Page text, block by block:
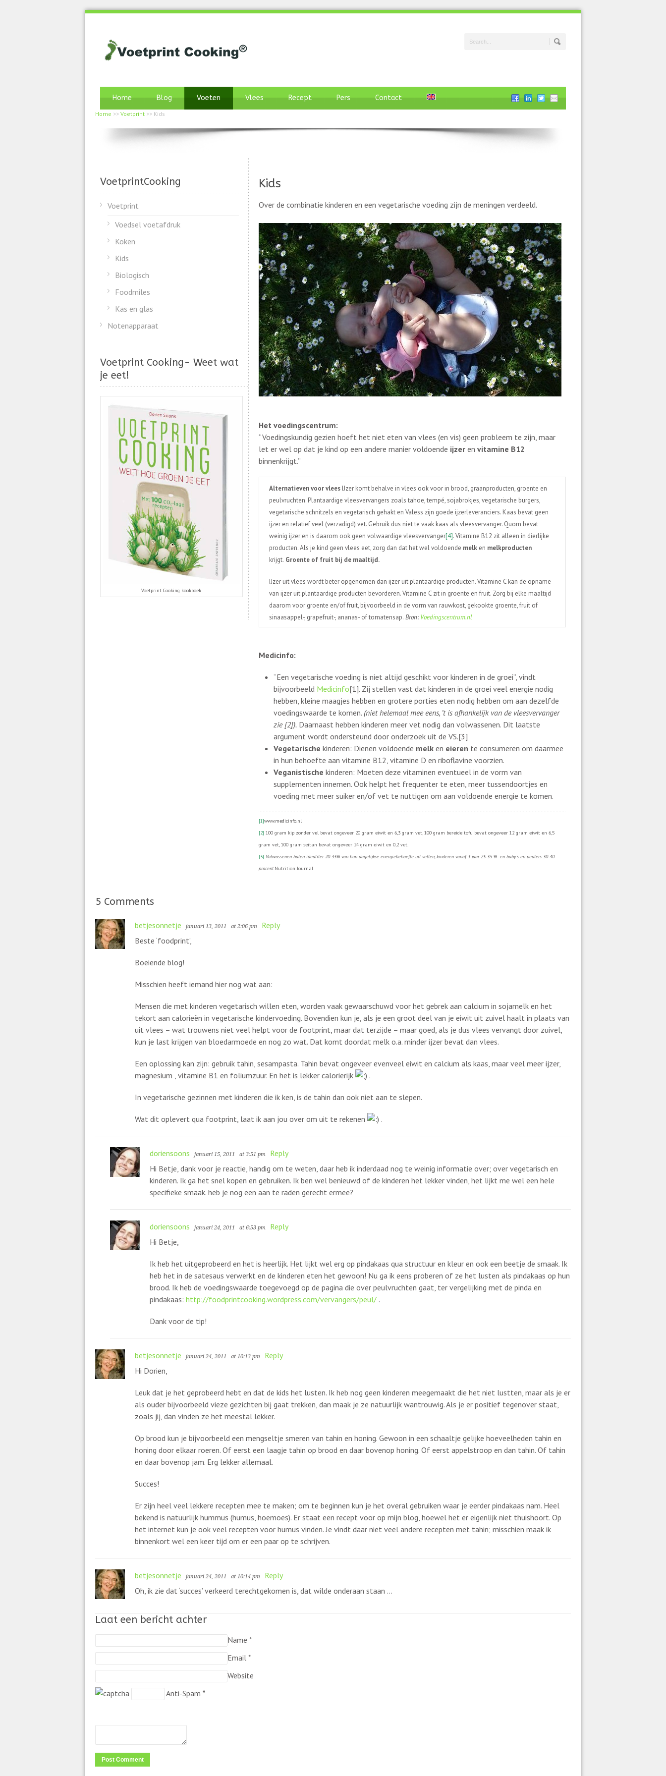
Home Blog Voeten Vlees Recept Pers Contact
Home >> Voetprint >> Kids
Kids
Over de combinatie kinderen en een vegetarische voeding zijn de meningen verdeeld.
Het voedingscentrum:
“Voedingskundig gezien hoeft het niet eten van vlees (en vis) geen probleem te zijn, maar
let er wel op dat je kind op een andere manier voldoende ijzer en vitamine B12
binnenkrijgt.”
Alternatieven voor vlees IJzer komt behalve in vlees ook voor in brood, graanproducten, groente en
peulvruchten. Plantaardige vleesvervangers zoals tahoe, tempé, sojabrokjes, vegetarische burgers,
vegetarische schnitzels en vegetarisch gehakt en Valess zijn goede ijzerleveranciers. Kaas bevat geen
ijzer en relatief veel (verzadigd) vet. Gebruik dus niet te vaak kaas als vleesvervanger. Quorn bevat
weinig ijzer en is daarom ook geen volwaardige vleesvervanger[4]. Vitamine B12 zit alleen in dierlijke
producten. Als je kind geen vlees eet, zorg dan dat het wel voldoende melk en melkproducten
krijgt. Groente of fruit bij de maaltijd.
IJzer uit vlees wordt beter opgenomen dan ijzer uit plantaardige producten. Vitamine C kan de opname
van ijzer uit plantaardige producten bevorderen. Vitamine C zit in groente en fruit. Zorg bij elke maaltijd
daarom voor groente en/of fruit, bijvoorbeeld in de vorm van rauwkost, gekookte groente, fruit of
sinaasappel-, grapefruit-, ananas- of tomatensap. Bron:Voedingscentrum.nl
Medicinfo:
“Een vegetarische voeding is niet altijd geschikt voor kinderen in de groei”, vindt
bijvoorbeeld Medicinfo[1]. Zij stellen vast dat kinderen in de groei veel energie nodig
hebben, kleine maagjes hebben en grotere porties eten nodig hebben om aan dezelfde
voedingswaarde te komen. (niet helemaal mee eens, ’t is afhankelijk van de vleesvervanger
zie [2]). Daarnaast hebben kinderen meer vet nodig dan volwassenen. Dit laatste
argument wordt ondersteund door onderzoek uit de VS.[3]
Vegetarische kinderen: Dienen voldoende melk en eieren te consumeren om daarmee
in hun behoefte aan vitamine B12, vitamine D en riboflavine voorzien.
Veganistische kinderen: Moeten deze vitaminen eventueel in de vorm van
supplementen innemen. Ook helpt het frequenter te eten, meer tussendoortjes en
voeding met meer suiker en/of vet te nuttigen om aan voldoende energie te komen.
[1]www.medicinfo.nl
[2] 100 gram kip zonder vel bevat ongeveer 20 gram eiwit en 6,3 gram vet, 100 gram bereide tofu bevat ongeveer 12 gram eiwit en 6,5
gram vet, 100 gram seitan bevat ongeveer 24 gram eiwit en 0,2 vet.
[3] Volwassenen halen idealiter 20-35% van hun dagelijkse energiebehoefte uit vetten, kinderen vanaf 3 jaar 25-35 % en baby`s en peuters 30-40
procent.Nutrition Journal
VoetprintCooking
Voetprint
Voedsel voetafdruk
Koken
Kids
Biologisch
Foodmiles
Kas en glas
Notenapparaat
Voetprint Cooking- Weet wat
je eet!
Voetprint Cooking kookboek
5 Comments
betjesonnetje januari 13, 2011 at 2:06 pm
Reply
Beste ‘foodprint’,
Boeiende blog!
Misschien heeft iemand hier nog wat aan:
Mensen die met kinderen vegetarisch willen eten, worden vaak gewaarschuwd voor het gebrek aan calcium in sojamelk en het
tekort aan calorieën in vegetarische kindervoeding. Bovendien kun je, als je een groot deel van je eiwit uit zuivel haalt in plaats van
uit vlees – wat trouwens niet veel helpt voor de footprint, maar dat terzijde – maar goed, als je dus vlees vervangt door zuivel,
kun je last krijgen van bloedarmoede en nog zo wat. Dat komt doordat melk o.a. minder ijzer bevat dan vlees.
Een oplossing kan zijn: gebruik tahin, sesampasta. Tahin bevat ongeveer evenveel eiwit en calcium als kaas, maar veel meer ijzer,
magnesium , vitamine B1 en foliumzuur. En het is lekker calorierijk
.
In vegetarische gezinnen met kinderen die ik ken, is de tahin dan ook niet aan te slepen.
Wat dit oplevert qua footprint, laat ik aan jou over om uit te rekenen .
doriensoons januari 15, 2011 at 3:51 pm
Reply
Hi Betje, dank voor je reactie, handig om te weten, daar heb ik inderdaad nog te weinig informatie over; over vegetarisch en
kinderen. Ik ga het snel kopen en gebruiken. Ik ben wel benieuwd of de kinderen het lekker vinden, het lijkt me wel een hele
specifieke smaak. heb je nog een aan te raden gerecht ermee?
doriensoons januari 24, 2011 at 6:53 pm
Reply
Hi Betje,
Ik heb het uitgeprobeerd en het is heerlijk. Het lijkt wel erg op pindakaas qua structuur en kleur en ook een beetje de smaak. Ik
heb het in de satesaus verwerkt en de kinderen eten het gewoon! Nu ga ik eens proberen of ze het lusten als pindakaas op hun
brood. Ik heb de voedingswaarde toegevoegd op de pagina die over peulvruchten gaat, ter vergelijking met de pinda en
pindakaas: http://foodprintcooking.wordpress.com/vervangers/peul/ .
Dank voor de tip!
betjesonnetje januari 24, 2011 at 10:13 pm
Reply
Hi Dorien,
Leuk dat je het geprobeerd hebt en dat de kids het lusten. Ik heb nog geen kinderen meegemaakt die het niet lustten, maar als je er
als ouder bijvoorbeeld vieze gezichten bij gaat trekken, dan maak je ze natuurlijk wantrouwig. Als je er positief tegenover staat,
zoals jij, dan vinden ze het meestal lekker.
Op brood kun je bijvoorbeeld een mengseltje smeren van tahin en honing. Gewoon in een schaaltje gelijke hoeveelheden tahin en
honing door elkaar roeren. Of eerst een laagje tahin op brood en daar bovenop honing. Of eerst appelstroop en dan tahin. Of tahin
en daar bovenop jam. Erg lekker allemaal.
Succes!
Er zijn heel veel lekkere recepten mee te maken; om te beginnen kun je het overal gebruiken waar je eerder pindakaas nam. Heel
bekend is natuurlijk hummus (humus, hoemoes). Er staat een recept voor op mijn blog, hoewel het er eigenlijk niet thuishoort. Op
het internet kun je ook veel recepten voor humus vinden. Je vindt daar niet veel andere recepten met tahin; misschien maak ik
binnenkort wel een keer tijd om er een paar op te schrijven.
betjesonnetje januari 24, 2011 at 10:14 pm
Reply
Oh, ik zie dat ‘succes’ verkeerd terechtgekomen is, dat wilde onderaan staan …
Laat een bericht achter
Name *
Email *
Website
Anti-Spam *